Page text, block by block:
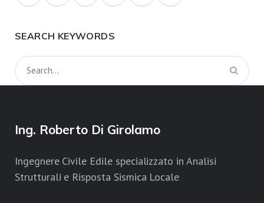
SEARCH KEYWORDS
Ing. Roberto Di Girolamo
Ingegnere Civile Edile specializzato in Analisi
Strutturali e Risposta Sismica Locale